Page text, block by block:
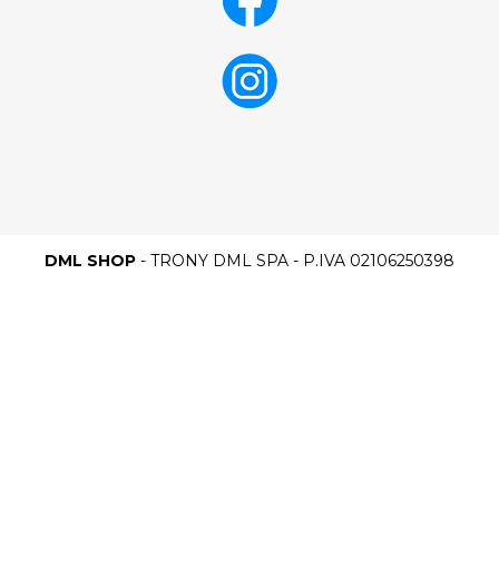
DML SHOP - TRONY DML SPA - P.IVA 02106250398